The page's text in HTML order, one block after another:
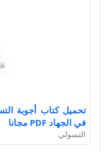
تحميل كتاب أجوبة
في الجهاد PDF مجانا
التسولي